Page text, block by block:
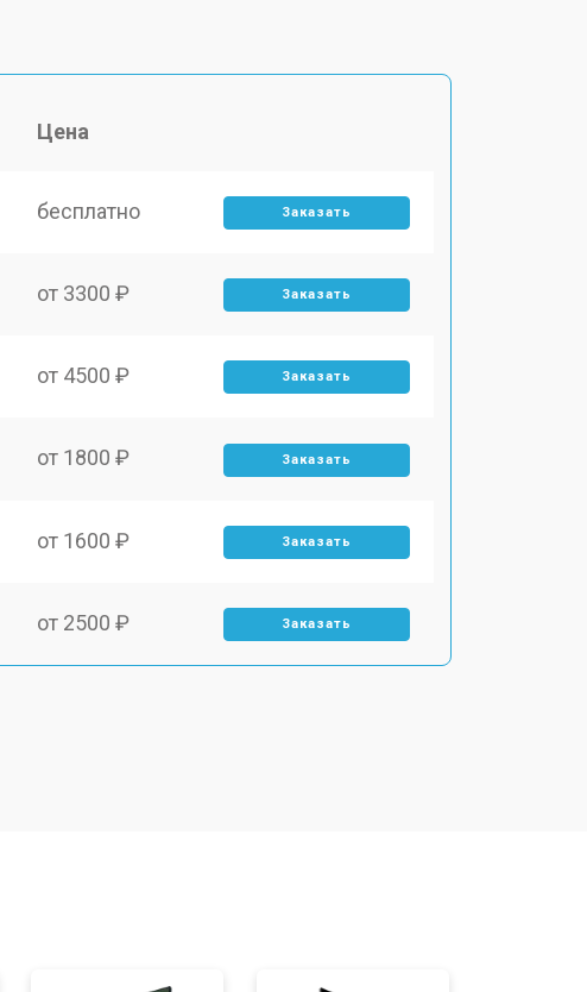
Цена
бесплатно Заказать
от 3300 ₽ Заказать
от 4500 ₽ Заказать
от 1800 ₽ Заказать
от 1600 ₽ Заказать
от 2500 ₽ Заказать